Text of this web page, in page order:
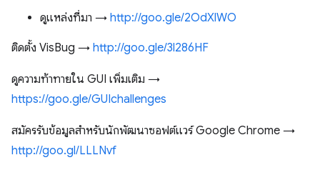
ดูแหล่งที่มา → http://goo.gle/2OdXlWO
ติดตั้ง VisBug → http://goo.gle/3l286HF
ดูความท้าทายใน GUI เพิ่มเติม →
https://goo.gle/GUIchallenges
สมัครรับข้อมูลสำหรับนักพัฒนาซอฟต์แวร์ Google Chrome →
http://goo.gl/LLLNvf